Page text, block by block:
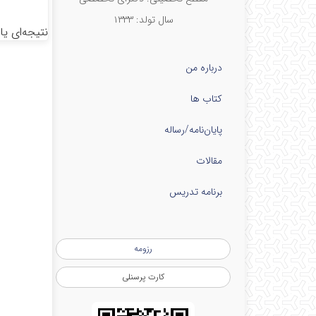
سال تولد: ۱۳۳۳
درباره من
کتاب ها
پایان‌نامه‌/رساله
مقالات
برنامه تدریس
رزومه
کارت پرسنلی
نتیجه‌ای